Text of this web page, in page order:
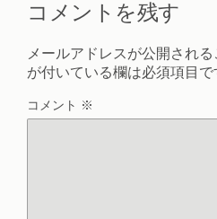
コメントを残す
メールアドレスが公開される
が付いている欄は必須項目で
コメント ※